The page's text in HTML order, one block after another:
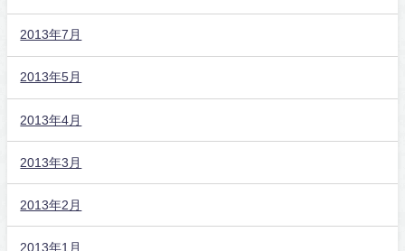
2013年7月
2013年5月
2013年4月
2013年3月
2013年2月
2013年1月